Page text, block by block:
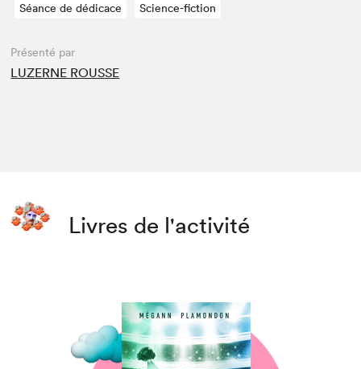
Séance de dédicace Science-fiction
Présenté par
LUZERNE ROUSSE
Livres de l'activité